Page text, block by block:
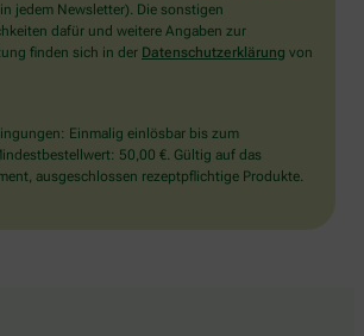
jedem Newsletter). Die sonstigen
dafür und weitere Angaben zur
finden sich in der Datenschutzerklärung von
Einmalig einlösbar bis zum
50,00 €. Gültig auf das
ausgeschlossen rezeptpflichtige Produkte.